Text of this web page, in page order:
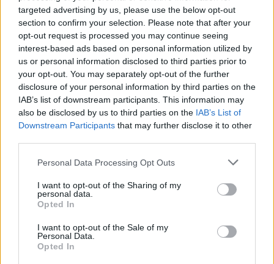
targeted advertising by us, please use the below opt-out
section to confirm your selection. Please note that after your
opt-out request is processed you may continue seeing
interest-based ads based on personal information utilized by
us or personal information disclosed to third parties prior to
your opt-out. You may separately opt-out of the further
disclosure of your personal information by third parties on the
IAB’s list of downstream participants. This information may
also be disclosed by us to third parties on the IAB’s List of
Downstream Participants that may further disclose it to other
Personal Data Processing Opt Outs
I want to opt-out of the Sharing of my
personal data.
Opted In
I want to opt-out of the Sale of my
Personal Data.
Opted In
Πρόκειται για υψηλόσωμο φορ (1,92 μ.), που
αγωνίζεται στην Άαρχους από το 2024, οπότε
και μετεγράφηκε από την Σαρλερουά, έναντι 1,4
εκ. ευρώ.
Έχει επίσης αγωνιστεί σε Μπριζ και Μπρέστ,
σε Βέλγιο και Γαλλία αντίστοιχα, κάνοντας τα
πρώτα του βήματα στην πατρίδα του Σενεγάλη.
Είναι μάλιστα και διεθνής, έχοντας φορέσει μία
φορά την φανέλα με το εθνόσημο σε επίπεδο
Συνολικά στην καριέρα του σε 149 συμμετοχές